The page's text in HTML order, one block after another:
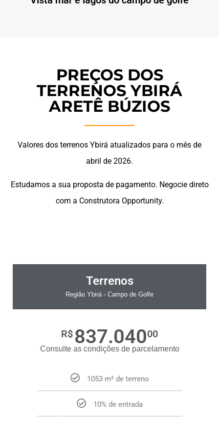
PREÇOS DOS
TERRENOS YBIRÁ
ARETÊ BÚZIOS
Valores dos terrenos Ybirá atualizados para o mês de
abril de 2026.
Estudamos a sua proposta de pagamento. Negocie direto
com a Construtora Opportunity.
Terrenos
Região Ybirá - Campo de Golfe
R$ 837.04000
Consulte as condições de parcelamento
1053 m² de terreno
10% de entrada